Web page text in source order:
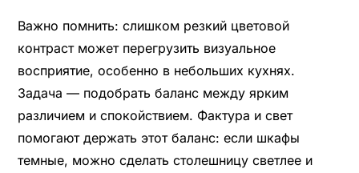
Важно помнить: слишком резкий цветовой
контраст может перегрузить визуальное
восприятие, особенно в небольших кухнях.
Задача — подобрать баланс между ярким
различием и спокойствием. Фактура и свет
помогают держать этот баланс: если шкафы
темные, можно сделать столешницу светлее и